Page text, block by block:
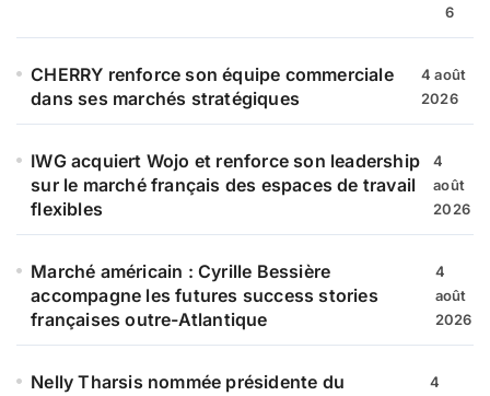
6
CHERRY renforce son équipe commerciale
dans ses marchés stratégiques
4 août
2026
IWG acquiert Wojo et renforce son leadership
sur le marché français des espaces de travail
flexibles
4
août
2026
Marché américain : Cyrille Bessière
accompagne les futures success stories
françaises outre-Atlantique
4
août
2026
Nelly Tharsis nommée présidente du
4